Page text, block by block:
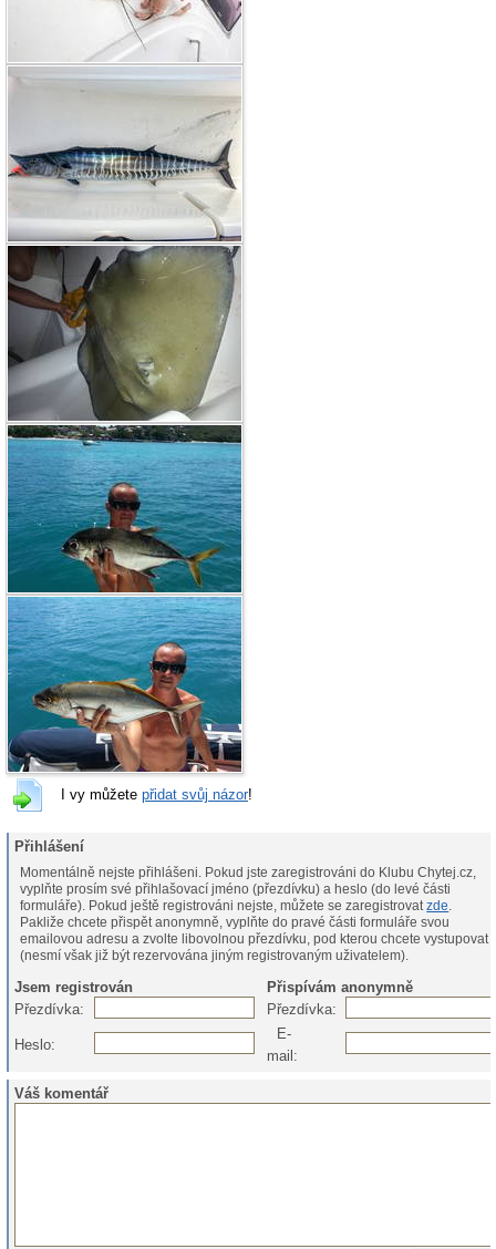
I vy můžete přidat svůj názor!
Přihlášení
Momentálně nejste přihlášeni. Pokud jste zaregistrováni do Klubu Chytej.cz,
vyplňte prosím své přihlašovací jméno (přezdívku) a heslo (do levé části
formuláře). Pokud ještě registrováni nejste, můžete se zaregistrovatzde.
Pakliže chcete přispět anonymně, vyplňte do pravé části formuláře svou
emailovou adresu a zvolte libovolnou přezdívku, pod kterou chcete vystupovat
(nesmí však již být rezervována jiným registrovaným uživatelem).
Jsem registrován
Přispívám anonymně
Přezdívka:
Přezdívka:
Heslo:
E-
mail:
Váš komentář